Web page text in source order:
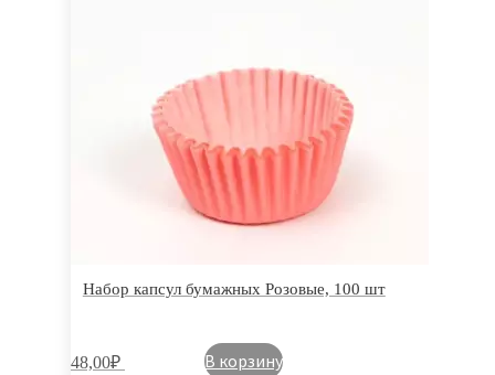
Набор капсул бумажных Розовые, 100 шт
48,00₽ В корзину